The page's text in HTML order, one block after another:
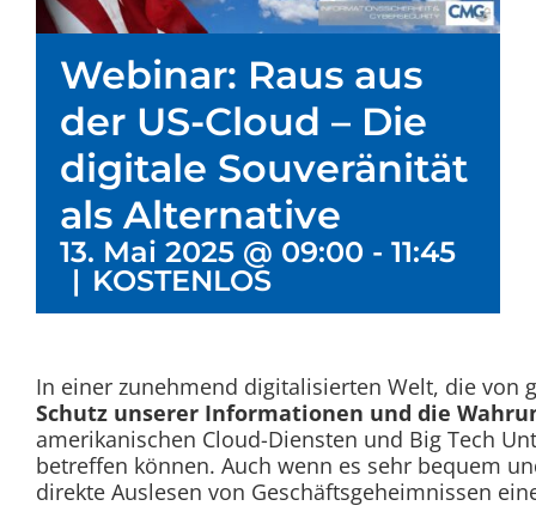
Webinar: Raus aus
der US-Cloud – Die
digitale Souveränität
als Alternative
13. Mai 2025 @ 09:00 - 11:45
| KOSTENLOS
In einer zunehmend digitalisierten Welt, die von
Schutz unserer Informationen und die
amerikanischen Cloud-Diensten und Big Tech
betreffen können. Auch wenn es sehr bequem
direkte Auslesen von Geschäftsgeheimnissen